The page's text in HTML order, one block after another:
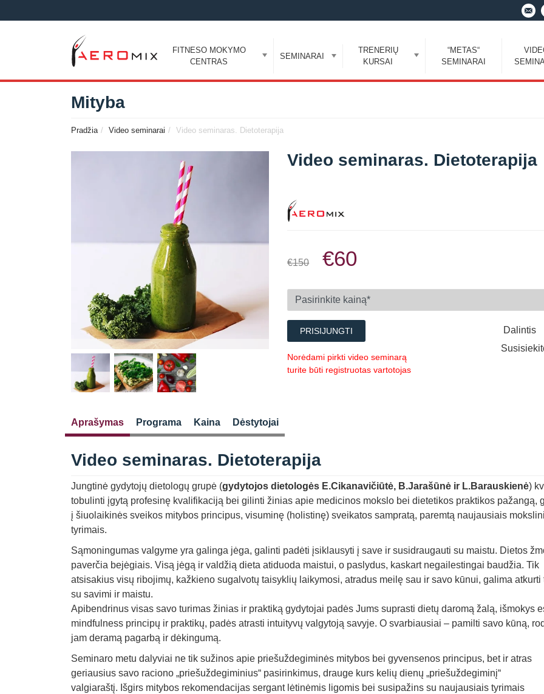
FITNESO MOKYMO
CENTRAS
SEMINARAI
TRENERIŲ
KURSAI
“METAS“
SEMINARAI
Mityba
Pradžia Video seminarai Video seminaras. Dietoterapija
Video seminaras. Dietoterapija
€150 €60
PRISIJUNGTI
Norėdami pirkti video seminarą
turite būti registruotas vartotojas
Dalintis
Aprašymas Programa Kaina Dėstytojai
Video seminaras. Dietoterapija
Jungtinė gydytojų dietologų grupė (gydytojos dietologės E.Cikanavičiūtė, B.Jarašūnė ir L.Barauskienė)
tobulinti įgytą profesinę kvalifikaciją bei gilinti žinias apie medicinos mokslo bei dietetikos praktikos pažangą,
į šiuolaikinės sveikos mitybos principus, visuminę (holistinę) sveikatos sampratą, paremtą naujausiais
tyrimais.
Sąmoningumas valgyme yra galinga jėga, galinti padėti įsiklausyti į save ir susidraugauti su maistu. Dietos
paverčia bejėgiais. Visą jėgą ir valdžią dieta atiduoda maistui, o paslydus, kaskart negailestingai baudžia. Tik
atsisakius visų ribojimų, kažkieno sugalvotų taisyklių laikymosi, atradus meilę sau ir savo kūnui, galima atkurti
su savimi ir maistu.
Apibendrinus visas savo turimas žinias ir praktiką gydytojai padės Jums suprasti dietų daromą žalą, išmokys
mindfulness principų ir praktikų, padės atrasti intuityvų valgytoją savyje. O svarbiausiai – pamilti savo kūną,
jam deramą pagarbą ir dėkingumą.
Seminaro metu dalyviai ne tik sužinos apie priešuždegiminės mitybos bei gyvensenos principus, bet ir atras
geriausius savo raciono „priešuždegiminius“ pasirinkimus, drauge kurs kelių dienų „priešuždegiminį“
valgiaraštį. Išgirs mitybos rekomendacijas sergant lėtinėmis ligomis bei susipažins su naujausiais tyrimais